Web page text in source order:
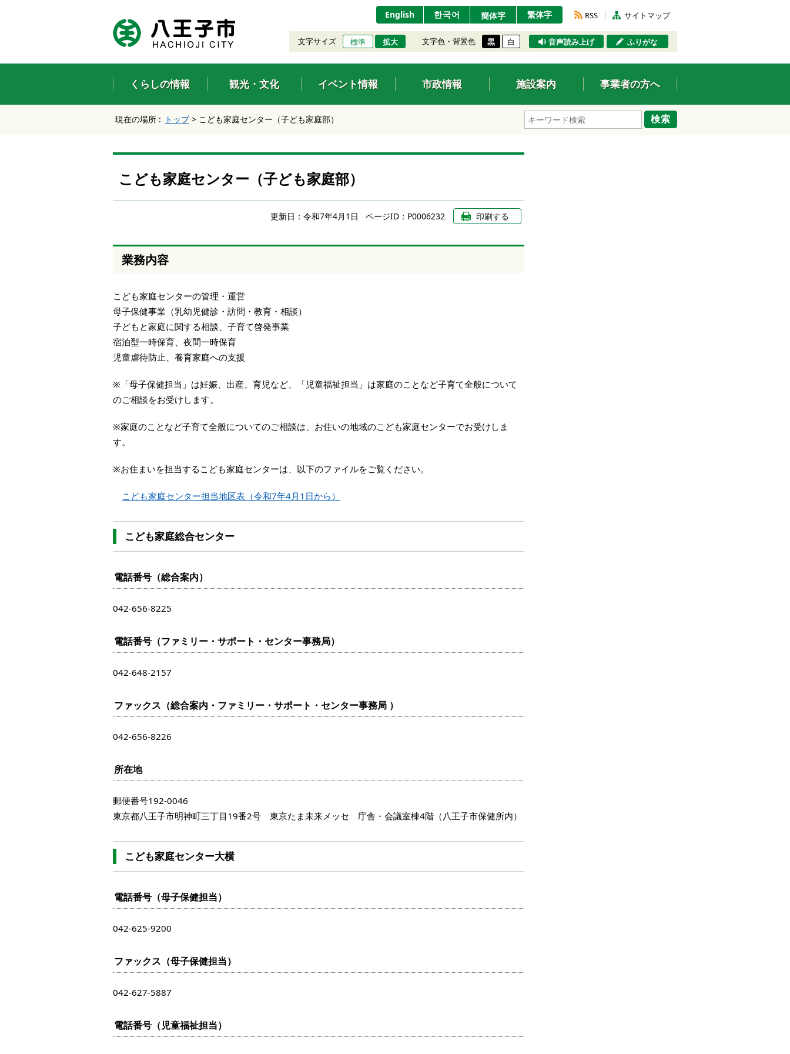
ン
タ
ー
キ
ナ
ビ
シ
ス
し
へ
移
動
し
ま
す
English 한국어 簡体字 繁体字 RSS サイトマップ
文字サイズ 標準 拡大 文字色・背景色 黒 白 音声読み上げ ふりがな
くらしの情報 観光・文化 イベント情報 市政情報 施設案内 事業者の方へ
検索
現在の場所 : トップ> こども家庭センター（子ども家庭部）
こども家庭センター（子ども家庭部）
更新日： 令和7年4月1日 ページID：P0006232 印刷する
業務内容
こども家庭センターの管理・運営
母子保健事業（乳幼児健診・訪問・教育・相談）
子どもと家庭に関する相談、子育て啓発事業
宿泊型一時保育、夜間一時保育
児童虐待防止、養育家庭への支援
※「母子保健担当」は妊娠、出産、育児など、「児童福祉担当」は家庭のことなど子育て全般について
のご相談をお受けします。
※家庭のことなど子育て全般についてのご相談は、お住いの地域のこども家庭センターでお受けしま
す。
※お住まいを担当するこども家庭センターは、以下のファイルをご覧ください。
こども家庭センター担当地区表（令和7年4月1日から）
こども家庭総合センター
電話番号（総合案内）
042-656-8225
電話番号（ファミリー・サポート・センター事務局）
042-648-2157
ファックス（総合案内・ファミリー・サポート・センター事務局 ）
042-656-8226
所在地
郵便番号192-0046
東京都八王子市明神町三丁目19番2号 東京たま未来メッセ 庁舎・会議室棟4階（八王子市保健所内）
こども家庭センター大横
電話番号（母子保健担当）
042-625-9200
ファックス（母子保健担当）
042-627-5887
電話番号（児童福祉担当）